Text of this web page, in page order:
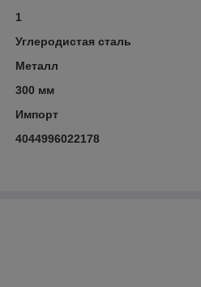
1
Углеродистая сталь
Металл
300 мм
Импорт
4044996022178